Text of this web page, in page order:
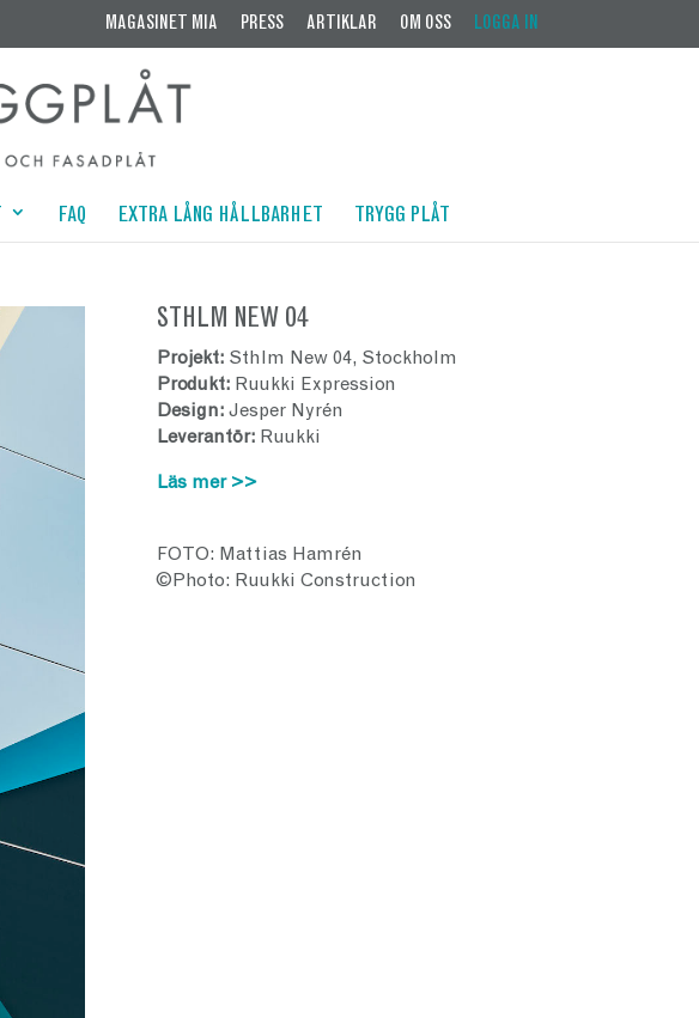
MAGASINET MIA PRESS ARTIKLAR OM OSS LOGGA IN
FAQ EXTRA LÅNG HÅLLBARHET TRYGG PLÅT
STHLM NEW 04
Projekt:Sthlm New 04, Stockholm
Produkt:Ruukki Expression
Design: Jesper Nyrén
Leverantör: Ruukki
Läs mer >>
FOTO: Mattias Hamrén
©Photo: Ruukki Construction